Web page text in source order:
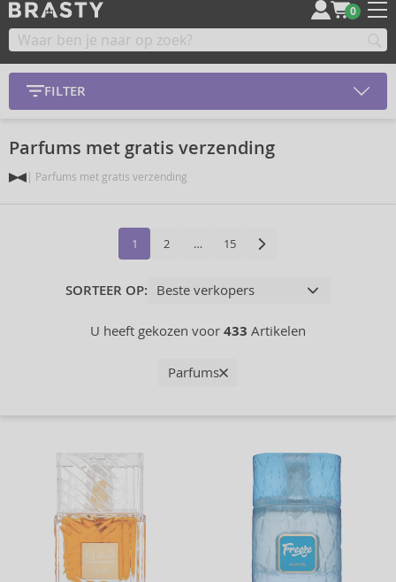
0
FILTER
Parfums met gratis verzending
Parfums met gratis verzending
1 2 … 15
SORTEER OP:
U heeft gekozen voor 433 Artikelen
Parfums